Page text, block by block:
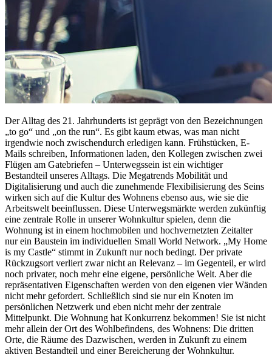
Der Alltag des 21. Jahrhunderts ist geprägt von den Bezeichnungen
„to go“ und „on the run“. Es gibt kaum etwas, was man nicht
irgendwie noch zwischendurch erledigen kann. Frühstücken, E-
Mails schreiben, Informationen laden, den Kollegen zwischen zwei
Flügen am Gatebriefen – Unterwegssein ist ein wichtiger
Bestandteil unseres Alltags. Die Megatrends Mobilität und
Digitalisierung und auch die zunehmende Flexibilisierung des Seins
wirken sich auf die Kultur des Wohnens ebenso aus, wie sie die
Arbeitswelt beeinflussen. Diese Unterwegsmärkte werden zukünftig
eine zentrale Rolle in unserer Wohnkultur spielen, denn die
Wohnung ist in einem hochmobilen und hochvernetzten Zeitalter
nur ein Baustein im individuellen Small World Network. „My Home
is my Castle“ stimmt in Zukunft nur noch bedingt. Der private
Rückzugsort verliert zwar nicht an Relevanz – im Gegenteil, er wird
noch privater, noch mehr eine eigene, persönliche Welt. Aber die
repräsentativen Eigenschaften werden von den eigenen vier Wänden
nicht mehr gefordert. Schließlich sind sie nur ein Knoten im
persönlichen Netzwerk und eben nicht mehr der zentrale
Mittelpunkt. Die Wohnung hat Konkurrenz bekommen! Sie ist nicht
mehr allein der Ort des Wohlbefindens, des Wohnens: Die dritten
Orte, die Räume des Dazwischen, werden in Zukunft zu einem
aktiven Bestandteil und einer Bereicherung der Wohnkultur.